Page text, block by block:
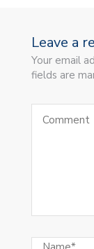
Leave a
Your email
fields are